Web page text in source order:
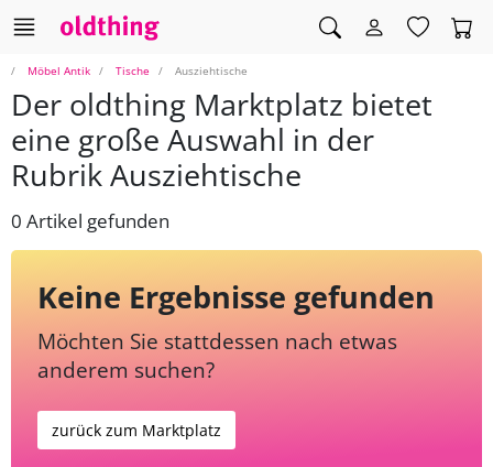
Möbel Antik Tische Ausziehtische
Der oldthing Marktplatz bietet
eine große Auswahl in der
Rubrik Ausziehtische
0 Artikel gefunden
Keine Ergebnisse gefunden
Möchten Sie stattdessen nach etwas
anderem suchen?
zurück zum Marktplatz